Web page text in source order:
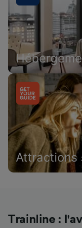
Attractions
Trainline :